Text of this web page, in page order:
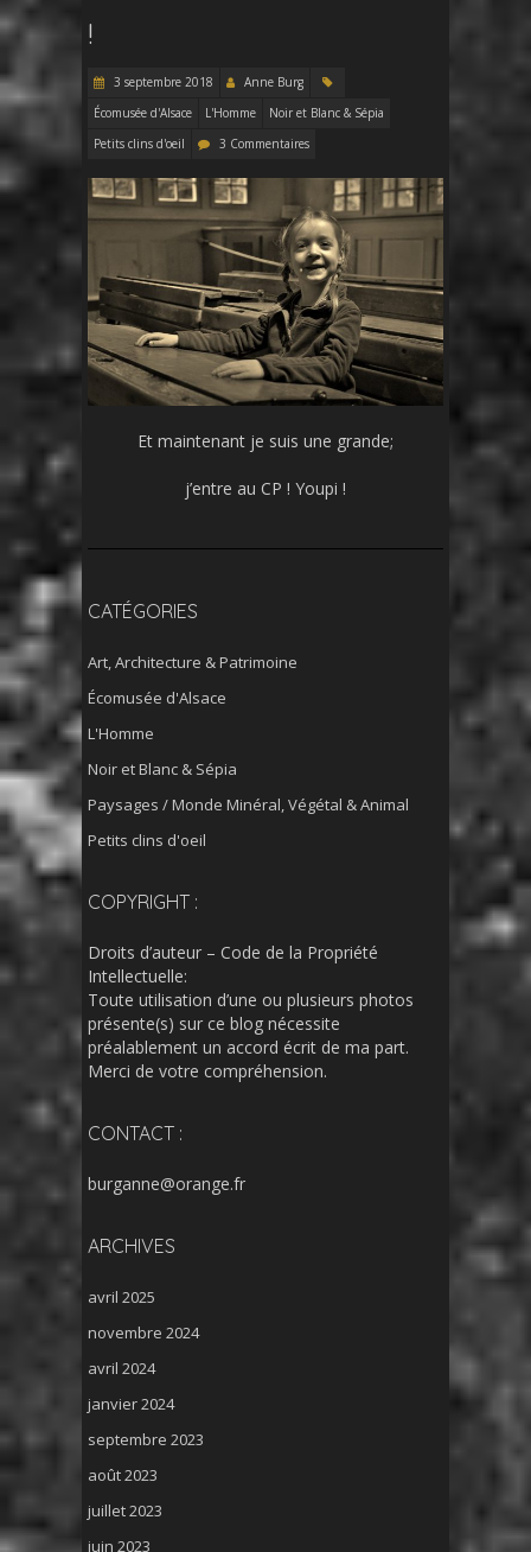
!
3 septembre 2018
Anne Burg
Écomusée d'Alsace
L'Homme
Noir et Blanc & Sépia
Petits clins d'oeil
3 Commentaires
Et maintenant je suis une grande;
j’entre au CP ! Youpi !
CATÉGORIES
Art, Architecture & Patrimoine
Écomusée d'Alsace
L'Homme
Noir et Blanc & Sépia
Paysages / Monde Minéral, Végétal & Animal
Petits clins d'oeil
COPYRIGHT :
Droits d’auteur – Code de la Propriété
Intellectuelle:
Toute utilisation d’une ou plusieurs photos
présente(s) sur ce blog nécessite
préalablement un accord écrit de ma part.
Merci de votre compréhension.
CONTACT :
burganne@orange.fr
ARCHIVES
avril 2025
novembre 2024
avril 2024
janvier 2024
septembre 2023
août 2023
juillet 2023
juin 2023